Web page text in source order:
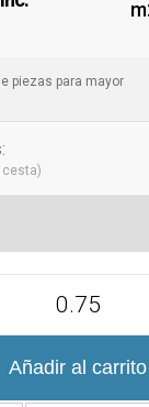
combinaciones
para renovar
de encanto.
piezas para mayor
:
cesta)
Añadir al carrito